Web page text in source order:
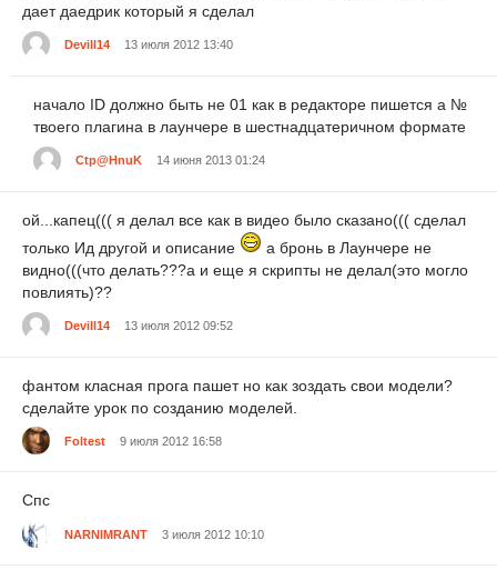
дает даедрик который я сделал
Devill14 13 июля 2012 13:40
начало ID должно быть не 01 как в редакторе пишется а №
твоего плагина в лаунчере в шестнадцатеричном формате
Ctp@HnuK 14 июня 2013 01:24
ой...капец((( я делал все как в видео было сказано((( сделал
только Ид другой и описание
а бронь в Лаунчере не
видно(((что делать???а и еще я скрипты не делал(это могло
повлиять)??
Devill14 13 июля 2012 09:52
фантом класная прога пашет но как зоздать свои модели?
сделайте урок по созданию моделей.
Foltest 9 июля 2012 16:58
Спс
NARNIMRANT 3 июля 2012 10:10